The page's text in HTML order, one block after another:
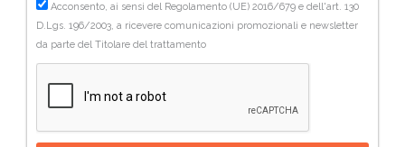
Acconsento, ai sensi del Regolamento (UE) 2016/679 e dell'art. 130
D.Lgs. 196/2003, a ricevere comunicazioni promozionali e newsletter
da parte del Titolare del trattamento